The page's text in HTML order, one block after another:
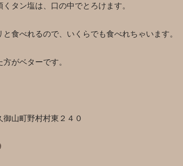
タン塩は、口の中でとろけます。
食べれるので、いくらでも食べれちゃいます。
がベターです。
山町野村村東２４０